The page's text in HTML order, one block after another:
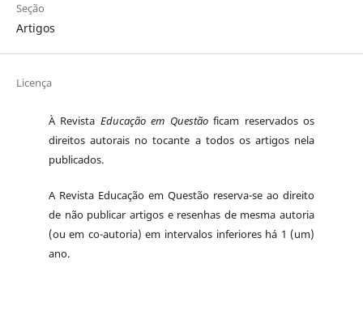
Seção
Artigos
Licença
À Revista Educação em Questãoficam reservados os
direitos autorais no tocante a todos os artigos nela
publicados.
A Revista Educação em Questão reserva-se ao direito
de não publicar artigos e resenhas de mesma autoria
(ou em co-autoria) em intervalos inferiores há 1 (um)
ano.